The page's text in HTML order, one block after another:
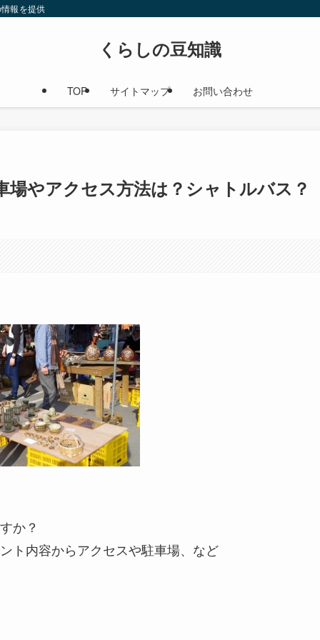
報を提供
くらしの豆知識
TOP サイトマップ お問い合わせ
やアクセス方法は？シャトルバス？
か？
ト内容からアクセスや駐車場、など